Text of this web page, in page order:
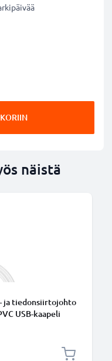
näistä
ja tiedonsiirtojohto
USB-kaapeli